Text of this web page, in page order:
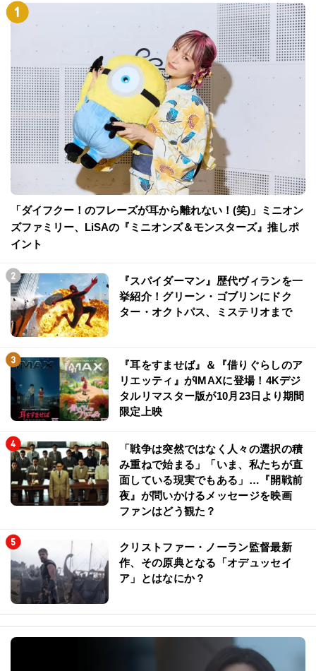
「ダイフクー！のフレーズが耳から離れない！(笑)」ミニオン
ズファミリー、LiSAの『ミニオンズ＆モンスターズ』推しポ
イント
『スパイダーマン』歴代ヴィランを一
挙紹介！グリーン・ゴブリンにドク
ター・オクトパス、ミステリオまで
『耳をすませば』＆『借りぐらしのア
リエッティ』がIMAXに登場！4Kデジ
タルリマスター版が10月23日より期間
限定上映
「戦争は突然ではなく人々の選択の積
み重ねで始まる」「いま、私たちが直
面している現実でもある」…『開戦前
夜』が問いかけるメッセージを映画
ファンはどう観た？
クリストファー・ノーラン監督最新
作、その原典となる「オデュッセイ
ア」とはなにか？